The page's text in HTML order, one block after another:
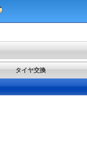
タイヤ交換